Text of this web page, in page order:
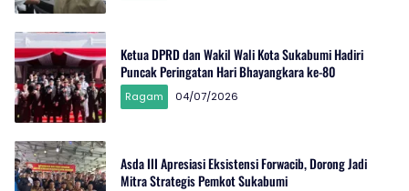
Ketua DPRD dan Wakil Wali Kota Sukabumi Hadiri
Puncak Peringatan Hari Bhayangkara ke-80
Ragam 04/07/2026
Asda III Apresiasi Eksistensi Forwacib, Dorong Jadi
Mitra Strategis Pemkot Sukabumi